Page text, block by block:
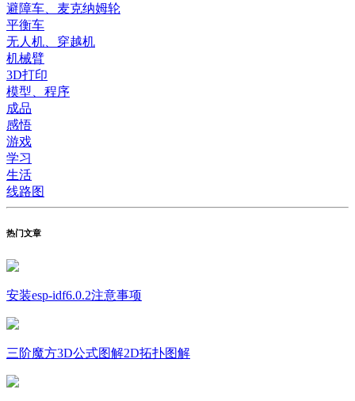
避障车、麦克纳姆轮
平衡车
无人机、穿越机
机械臂
3D打印
模型、程序
成品
感悟
游戏
学习
生活
线路图
热门文章
安装esp-idf6.0.2注意事项
三阶魔方3D公式图解2D拓扑图解